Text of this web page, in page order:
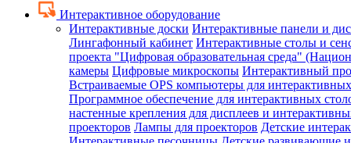
Интерактивное оборудование
Интерактивные доски Интерактивные панели и
Лингафонный кабинет Интерактивные столы и
проекта "Цифровая образовательная среда"
камеры Цифровые микроскопы Интерактивный
Встраиваемые OPS компьютеры для
Программное обеспечение для интерактивных
настенные крепления для дисплеев и
проекторов Лампы для проекторов Детские